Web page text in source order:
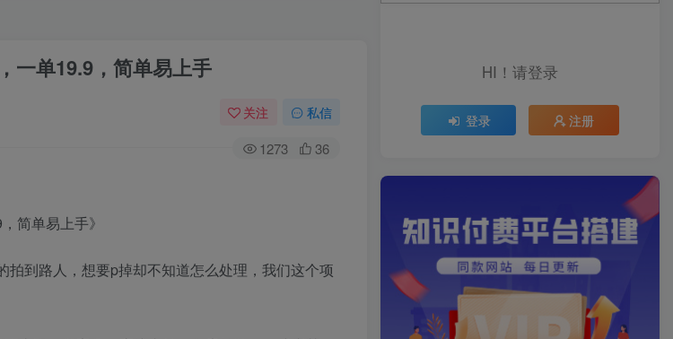
一单19.9，简单易上手
关注 私信
1273 36
简单易上手》
到路人，想要p掉却不知道怎么处理，我们这个项
HI！请登录
登录 注册